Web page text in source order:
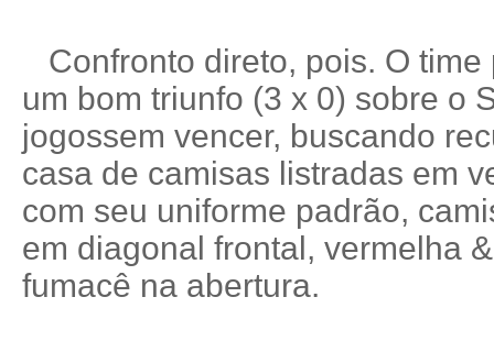
Confronto direto, pois. O
um bom triunfo (3 x 0) sobre o
jogossem vencer, buscando
casa de camisas listradas em
com seu uniforme padrão,
em diagonal frontal, vermelha
fumacê na abertura.